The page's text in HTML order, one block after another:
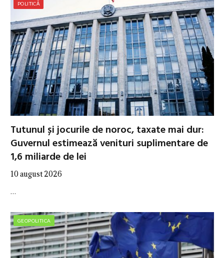
POLITICĂ
Tutunul și jocurile de noroc, taxate mai dur:
Guvernul estimează venituri suplimentare de
1,6 miliarde de lei
10 august 2026
…
GEOPOLITICA